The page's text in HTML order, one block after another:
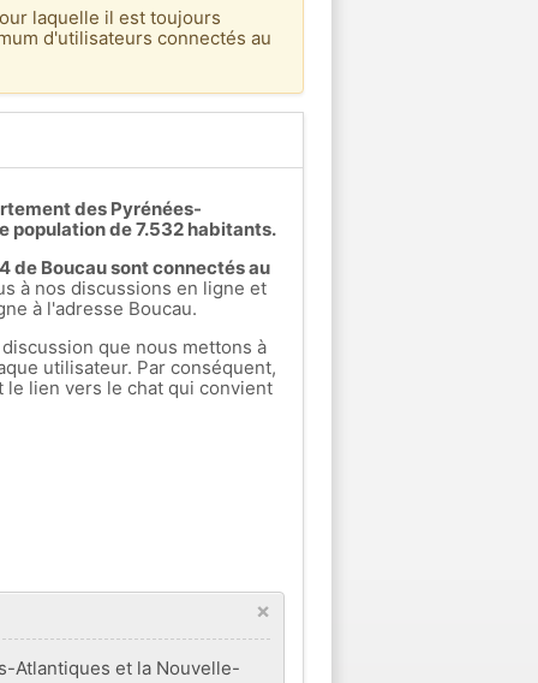
laquelle il est toujours
d'utilisateurs connectés au
des Pyrénées-
population de 7.532 habitants.
de Boucau sont connectés au
à nos discussions en ligne et
à l'adresse Boucau.
que nous mettons à
utilisateur. Par conséquent,
lien vers le chat qui convient
×
Atlantiques et la Nouvelle-